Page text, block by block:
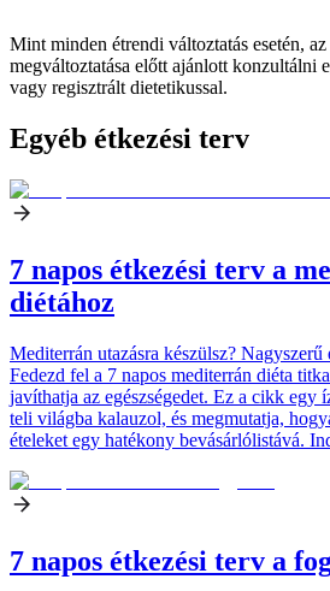
Mint minden étrendi változtatás esetén,
megváltoztatása előtt ajánlott konzultálni
vagy regisztrált dietetikussal.
Egyéb étkezési terv
7 napos étkezési terv a
diétához
Mediterrán utazásra készülsz?
Fedezd fel a 7 napos mediterrán diéta
javíthatja az egészségedet. Ez a cikk egy
teli világba kalauzol, és megmutatja,
ételeket egy hatékony bevásárlólistává.
7 napos étkezési terv a